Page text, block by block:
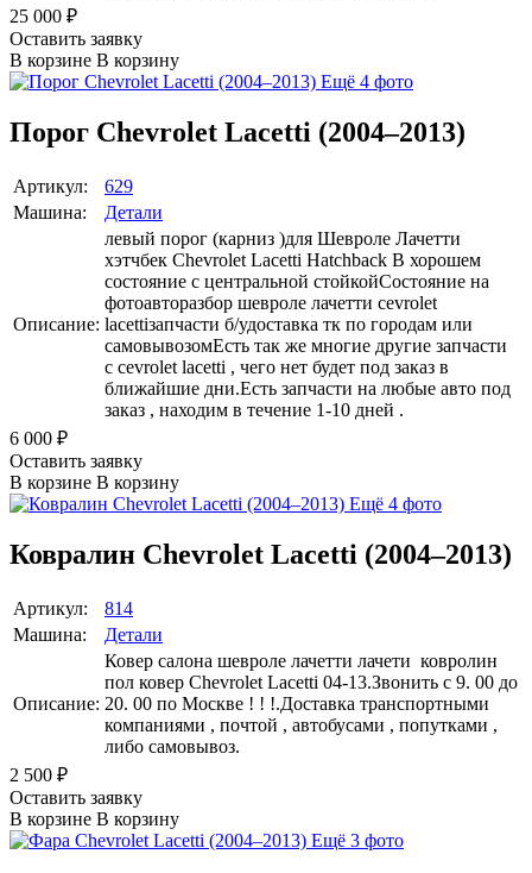
25 000 ₽
Оставить заявку
В корзине В корзину
Ещё 4 фото
Порог Chevrolet Lacetti (2004–2013)
Артикул:
629
Машина:
Детали
Описание:
левый порог (карниз )для Шевроле Лачетти
хэтчбек Chevrolet Lacetti Hatchback В хорошем
состояние с центральной стойкойСостояние на
фотоавторазбор шевроле лачетти cevrolet
lacettiзапчасти б/удоставка тк по городам или
самовывозомЕсть так же многие другие запчасти
с cevrolet lacetti , чего нет будет под заказ в
ближайшие дни.Есть запчасти на любые авто под
заказ , находим в течение 1-10 дней .
6 000 ₽
Оставить заявку
В корзине В корзину
Ещё 4 фото
Ковралин Chevrolet Lacetti (2004–2013)
Артикул:
814
Машина:
Детали
Описание:
Ковер салона шевроле лачетти лачети ковролин
пол ковер Chevrolet Lacetti 04-13.Звонить с 9. 00 до
20. 00 по Москве ! ! !.Доставка транспортными
компаниями , почтой , автобусами , попутками ,
либо самовывоз.
2 500 ₽
Оставить заявку
В корзине В корзину
Ещё 3 фото